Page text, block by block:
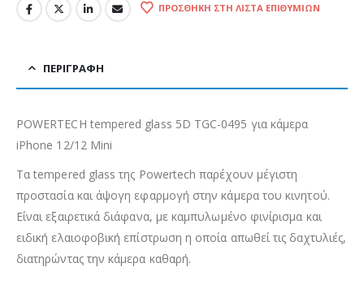
ΠΡΟΣΘΉΚΗ ΣΤΗ ΛΊΣΤΑ ΕΠΙΘΥΜΙΏΝ
ΠΕΡΙΓΡΑΦΉ
POWERTECH tempered glass 5D TGC-0495 για κάμερα
iPhone 12/12 Mini
Τα tempered glass της Powertech παρέχουν μέγιστη
προστασία και άψογη εφαρμογή στην κάμερα του κινητού.
Είναι εξαιρετικά διάφανα, με καμπυλωμένο φινίρισμα και
ειδική ελαιοφοβική επίστρωση η οποία απωθεί τις δαχτυλιές,
διατηρώντας την κάμερα καθαρή.